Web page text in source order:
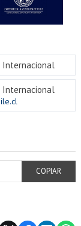
Internacional
Internacional
COPIAR